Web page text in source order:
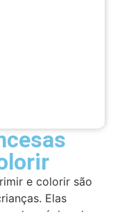
e colorir são
Elas